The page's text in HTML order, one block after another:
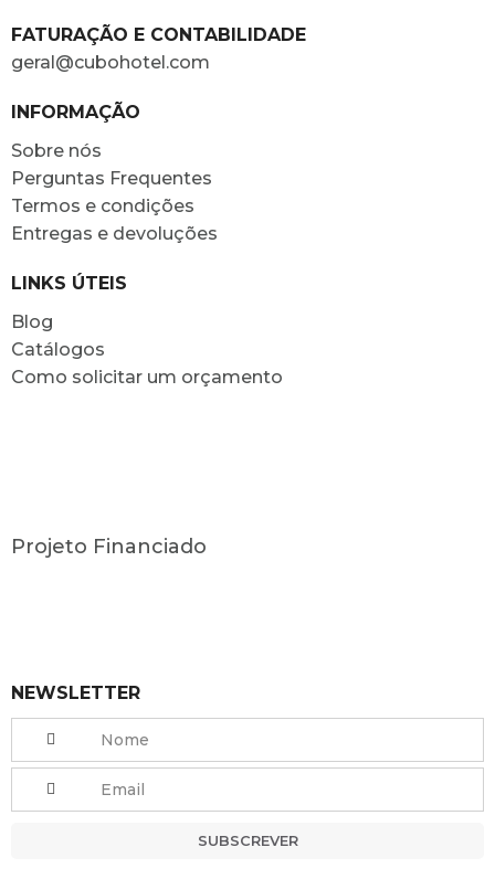
FATURAÇÃO E CONTABILIDADE
geral@cubohotel.com
INFORMAÇÃO
Sobre nós
Perguntas Frequentes
Termos e condições
Entregas e devoluções
LINKS ÚTEIS
Blog
Catálogos
Como solicitar um orçamento
Projeto Financiado
NEWSLETTER
SUBSCREVER